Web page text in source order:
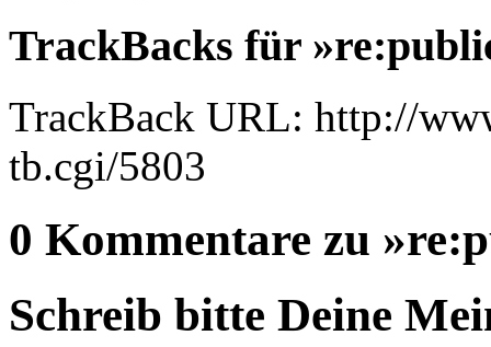
TrackBacks für
TrackBack URL: http://
tb.cgi/5803
0 Kommentare zu
Schreib bitte Deine